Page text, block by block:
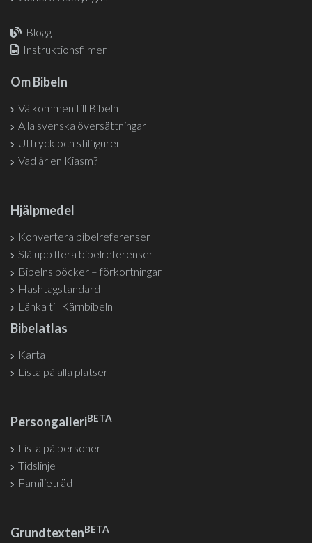
Blogg
Instruktionsfilmer
Om Bibeln
Välkommen till Bibeln
Alla svenska översättningar
Uttryck och stilfigurer
Vad är en Kiasm?
Hjälpmedel
Konvertera bibelreferenser
Slå upp flera bibelreferenser
Bibelns böcker – förkortningar
Hashtagstandard
Länka till Kärnbibeln
Bibelatlas
Karta
Lista på alla platser
PersongalleriBETA
Lista på personer
Tidslinje
Familjeträd
GrundtextenBETA